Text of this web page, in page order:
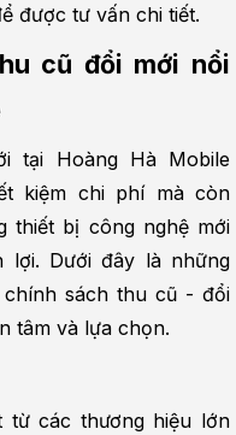
được tư vấn chi tiết.
cũ đổi mới nổi
tại Hoàng Hà Mobile
kiệm chi phí mà còn
thiết bị công nghệ mới
lợi. Dưới đây là những
chính sách thu cũ - đổi
tâm và lựa chọn.
từ các thương hiệu lớn